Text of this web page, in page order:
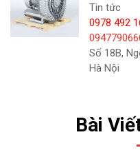
Khí được hút vào
Khi cánh quạt
giữa các lỗ hình
Khí được nén
Tin tức
0978 492
Số 18B,
Hà Nội
Bài